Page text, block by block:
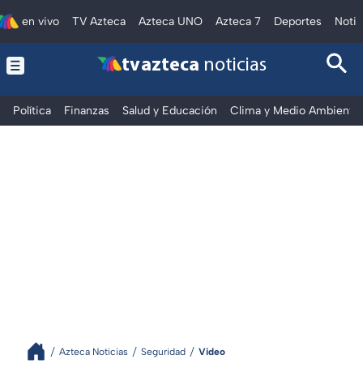
en vivo TV Azteca Azteca UNO Azteca 7 Deportes
tv azteca noticias
Política Finanzas Salud y Educación Clima y Medio Ambiente
Azteca Noticias Seguridad Video